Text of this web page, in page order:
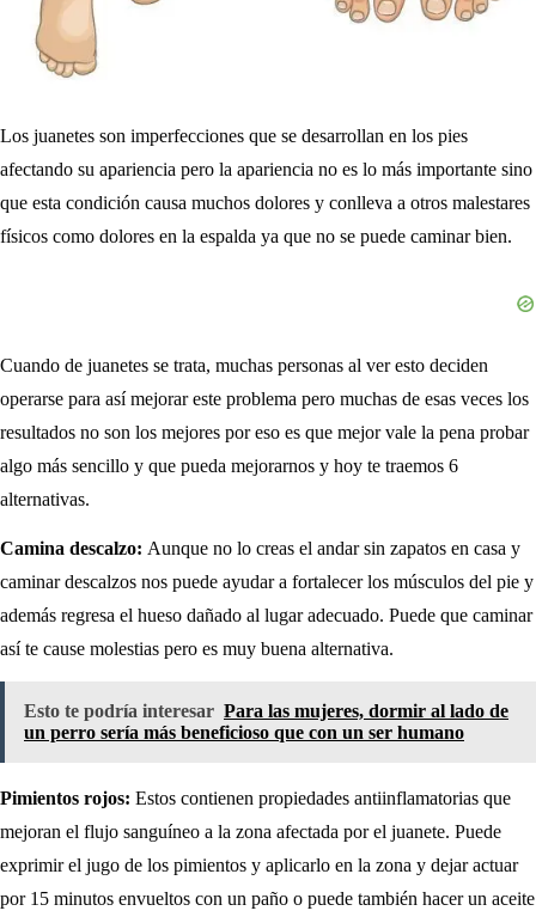
Los juanetes son imperfecciones que se desarrollan en los pies
afectando su apariencia pero la apariencia no es lo más importante sino
que esta condición causa muchos dolores y conlleva a otros malestares
físicos como dolores en la espalda ya que no se puede caminar bien.
Cuando de juanetes se trata, muchas personas al ver esto deciden
operarse para así mejorar este problema pero muchas de esas veces los
resultados no son los mejores por eso es que mejor vale la pena probar
algo más sencillo y que pueda mejorarnos y hoy te traemos 6
alternativas.
Camina descalzo: Aunque no lo creas el andar sin zapatos en casa y
caminar descalzos nos puede ayudar a fortalecer los músculos del pie y
además regresa el hueso dañado al lugar adecuado. Puede que caminar
así te cause molestias pero es muy buena alternativa.
Esto te podría interesar Para las mujeres, dormir al lado de
un perro sería más beneficioso que con un ser humano
Pimientos rojos: Estos contienen propiedades antiinflamatorias que
mejoran el flujo sanguíneo a la zona afectada por el juanete. Puede
exprimir el jugo de los pimientos y aplicarlo en la zona y dejar actuar
por 15 minutos envueltos con un paño o puede también hacer un aceite